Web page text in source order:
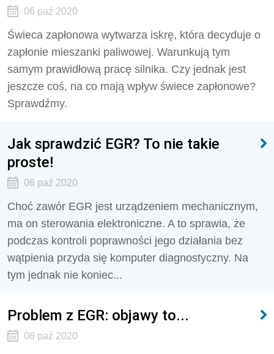
06 paź 2020
Świeca zapłonowa wytwarza iskrę, która decyduje o
zapłonie mieszanki paliwowej. Warunkują tym
samym prawidłową pracę silnika. Czy jednak jest
jeszcze coś, na co mają wpływ świece zapłonowe?
Sprawdźmy.
Jak sprawdzić EGR? To nie takie
proste!
06 paź 2020
Choć zawór EGR jest urządzeniem mechanicznym,
ma on sterowania elektroniczne. A to sprawia, że
podczas kontroli poprawności jego działania bez
wątpienia przyda się komputer diagnostyczny. Na
tym jednak nie koniec...
Problem z EGR: objawy to...
06 paź 2020